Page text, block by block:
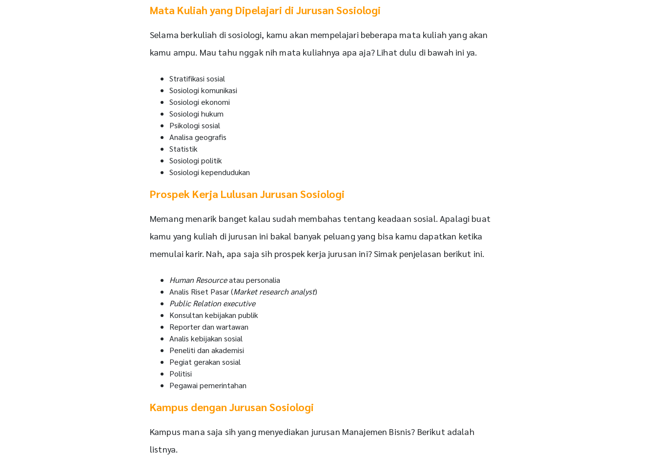
Mata Kuliah yang Dipelajari di Jurusan Sosiologi
Selama berkuliah di sosiologi, kamu akan mempelajari beberapa mata kuliah yang akan
kamu ampu. Mau tahu nggak nih mata kuliahnya apa aja? Lihat dulu di bawah ini ya.
Stratifikasi sosial
Sosiologi komunikasi
Sosiologi ekonomi
Sosiologi hukum
Psikologi sosial
Analisa geografis
Statistik
Sosiologi politik
Sosiologi kependudukan
Prospek Kerja Lulusan Jurusan Sosiologi
Memang menarik banget kalau sudah membahas tentang keadaan sosial. Apalagi buat
kamu yang kuliah di jurusan ini bakal banyak peluang yang bisa kamu dapatkan ketika
memulai karir. Nah, apa saja sih prospek kerja jurusan ini? Simak penjelasan berikut ini.
Human Resourceatau personalia
Analis Riset Pasar (Market research analyst)
Public Relation executive
Konsultan kebijakan publik
Reporter dan wartawan
Analis kebijakan sosial
Peneliti dan akademisi
Pegiat gerakan sosial
Politisi
Pegawai pemerintahan
Kampus dengan Jurusan Sosiologi
Kampus mana saja sih yang menyediakan jurusan Manajemen Bisnis? Berikut adalah
listnya.